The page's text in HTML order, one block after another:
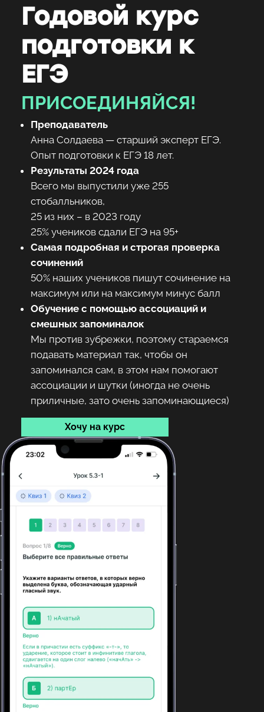
Годовой курс
подготовки к
ЕГЭ
ПРИСОЕДИНЯЙСЯ!
Преподаватель
Анна Солдаева — старший эксперт ЕГЭ.
Опыт подготовки к ЕГЭ 18 лет.
Результаты 2024 года
Всего мы выпустили уже 255
стобалльников,
25 из них – в 2023 году
25% учеников сдали ЕГЭ на 95+
Самая подробная и строгая проверка
сочинений
50% наших учеников пишут сочинение на
максимум или на максимум минус балл
Обучение с помощью ассоциаций и
смешных запоминалок
Мы против зубрежки, поэтому стараемся
подавать материал так, чтобы он
запоминался сам, в этом нам помогают
ассоциации и шутки (иногда не очень
приличные, зато очень запоминающиеся)
Хочу на курс